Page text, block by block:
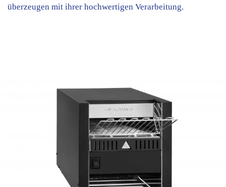
überzeugen mit ihrer hochwertigen Verarbeitung.